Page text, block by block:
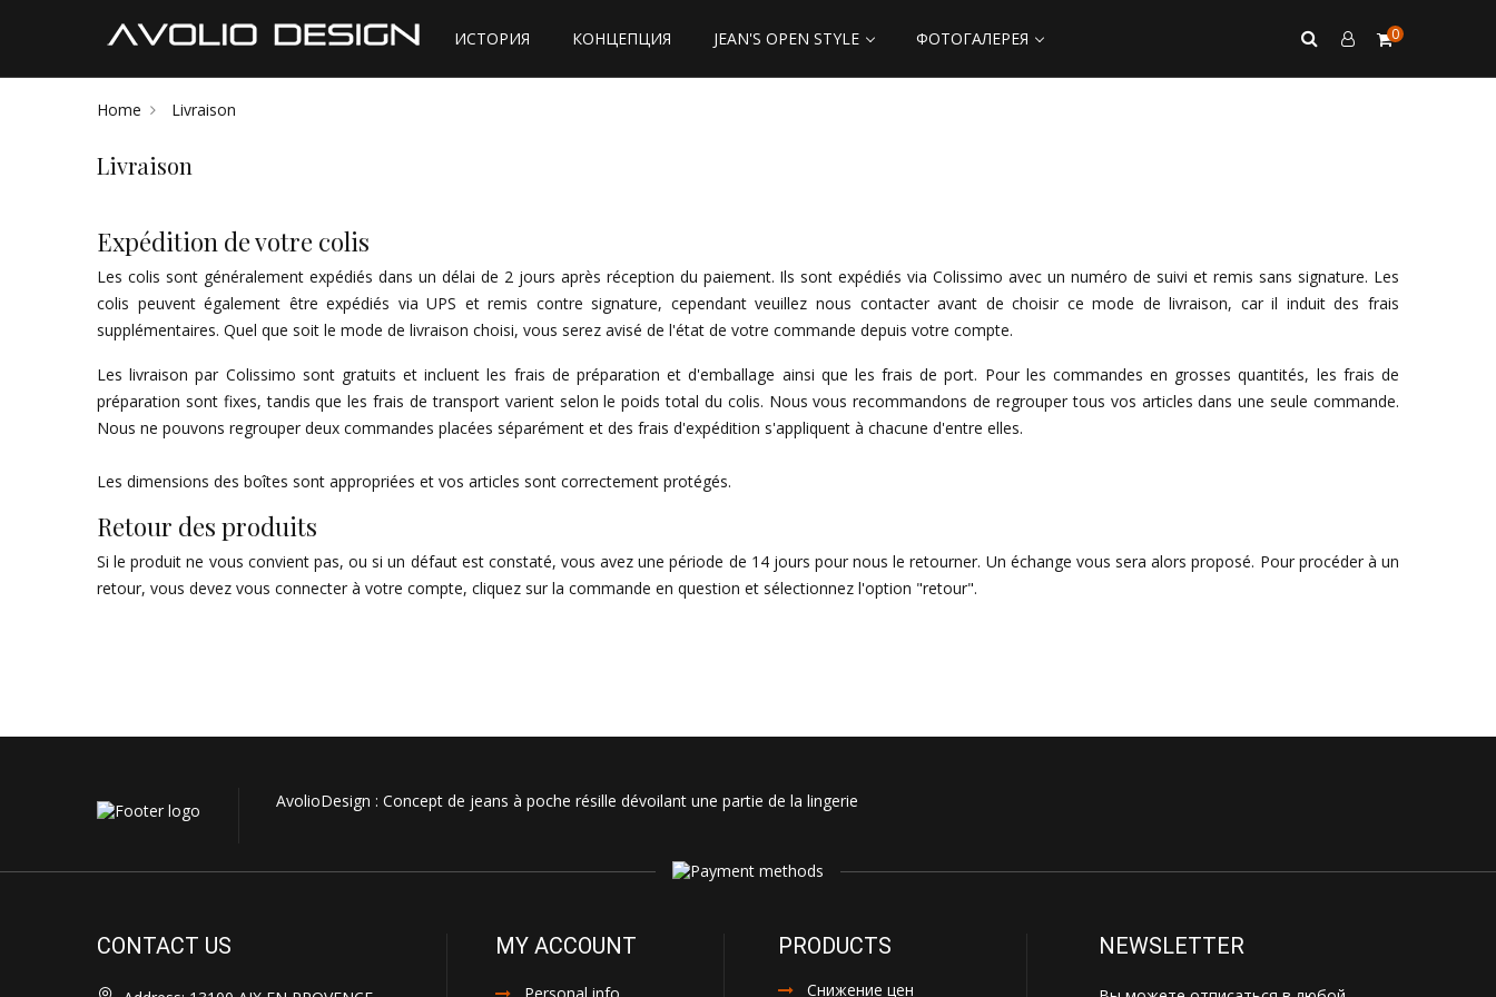
ИСТОРИЯ КОНЦЕПЦИЯ JEAN'S OPEN STYLE ФОТОГАЛЕРЕЯ 0
Home Livraison
Livraison
Expédition de votre colis
Les colis sont généralement expédiés dans un délai de 2 jours après réception du paiement. Ils sont expédiés via Colissimo avec un numéro de suivi et remis sans signature. Les
colis peuvent également être expédiés via UPS et remis contre signature, cependant veuillez nous contacter avant de choisir ce mode de livraison, car il induit des frais
supplémentaires. Quel que soit le mode de livraison choisi, vous serez avisé de l'état de votre commande depuis votre compte.
Les livraison par Colissimo sont gratuits et incluent les frais de préparation et d'emballage ainsi que les frais de port. Pour les commandes en grosses quantités, les frais de
préparation sont fixes, tandis que les frais de transport varient selon le poids total du colis. Nous vous recommandons de regrouper tous vos articles dans une seule commande.
Nous ne pouvons regrouper deux commandes placées séparément et des frais d'expédition s'appliquent à chacune d'entre elles.
Les dimensions des boîtes sont appropriées et vos articles sont correctement protégés.
Retour des produits
Si le produit ne vous convient pas, ou si un défaut est constaté, vous avez une période de 14 jours pour nous le retourner. Un échange vous sera alors proposé. Pour procéder à un
retour, vous devez vous connecter à votre compte, cliquez sur la commande en question et sélectionnez l'option "retour".
AvolioDesign : Concept de jeans à poche résille dévoilant une partie de la lingerie
CONTACT US MY ACCOUNT
Personal info
PRODUCTS
Снижение цен
NEWSLETTER